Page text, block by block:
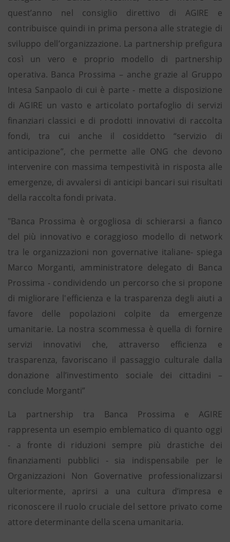
quest’anno nel consiglio direttivo di AGIRE e
contribuisce quindi in prima persona alle strategie di
sviluppo dell’organizzazione. La partnership prefigura
così un vero e proprio modello di partnership
operativa. Banca Prossima – anche grazie al Gruppo
Intesa Sanpaolo di cui è parte ‐ mette a disposizione
di AGIRE un vasto e articolato portafoglio di servizi
finanziari classici e di prodotti innovativi di raccolta
fondi, tra cui anche il cosiddetto “servizio di
anticipazione”, che permette alle ONG che devono
intervenire con massima tempestività in risposta alle
emergenze, di avvalersi di anticipi bancari sui risultati
della raccolta fondi privata.
"Banca Prossima è orgogliosa di schierarsi a fianco
del più innovativo e coraggioso modello di network
tra le organizzazioni non governative italiane‐ spiega
Marco Morganti, amministratore delegato di Banca
Prossima ‐ condividendo un percorso che si propone
di migliorare l'efficienza e la trasparenza degli aiuti a
favore delle popolazioni colpite da emergenze
umanitarie. La nostra scommessa è quella di fornire
servizi innovativi che, attraverso efficienza e
trasparenza, favoriscano il passaggio culturale dalla
donazione all’investimento sociale dei cittadini –
conclude Morganti”
La partnership tra Banca Prossima e AGIRE
rappresenta un esempio emblematico di quanto oggi
‐ a fronte di riduzioni sempre più drastiche dei
finanziamenti pubblici ‐ sia indispensabile per le
Organizzazioni Non Governative professionalizzarsi
ulteriormente, aprirsi a una cultura d’impresa e
riconoscere il ruolo cruciale del settore privato come
attore determinante della scena umanitaria.